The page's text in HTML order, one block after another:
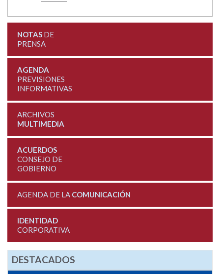
NOTASDE
PRENSA
AGENDA
PREVISIONES
INFORMATIVAS
ARCHIVOS
MULTIMEDIA
ACUERDOS
CONSEJO DE
GOBIERNO
AGENDA DE LA COMUNICACIÓN
IDENTIDAD
CORPORATIVA
DESTACADOS